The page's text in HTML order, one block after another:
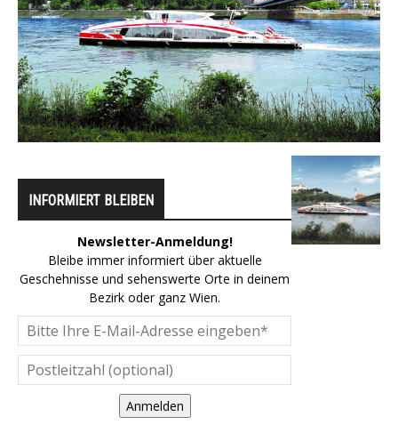
INFORMIERT BLEIBEN
Newsletter-Anmeldung!
Bleibe immer informiert über aktuelle
Geschehnisse und sehenswerte Orte in deinem
Bezirk oder ganz Wien.
Anmelden